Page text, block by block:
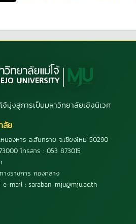
มุ่งสู่การเป็นมหาวิทยาลัยเชิงนิเวศ
ลัย
นองหาร อ.สันทราย จ.เชียงใหม่ 50290
โทรสาร : 053 873015
างราชการ กองกลาง
e-mail : saraban_mju@mju.ac.th